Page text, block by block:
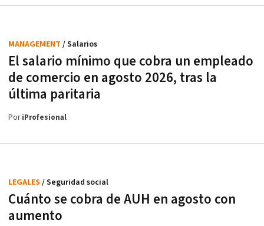
El salario mínimo que cobra un empleado
de comercio en agosto 2026, tras la
última paritaria
MANAGEMENT / Salarios
PoriProfesional
Cuánto se cobra de AUH en agosto con
aumento
LEGALES / Seguridad social